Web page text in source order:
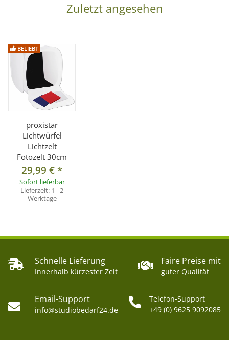
Zuletzt angesehen
BELIEBT
proxistar
Lichtwürfel
Lichtzelt
Fotozelt 30cm
29,99 €*
Sofort lieferbar
Lieferzeit: 1 - 2
Werktage
Schnelle Lieferung
Innerhalb kürzester Zeit
Faire Preise mit
guter Qualität
Email-Support
info@studiobedarf24.de
Telefon-Support
+49 (0) 9625 9092085